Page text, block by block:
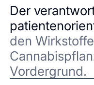
Der
den
Vordergrund.